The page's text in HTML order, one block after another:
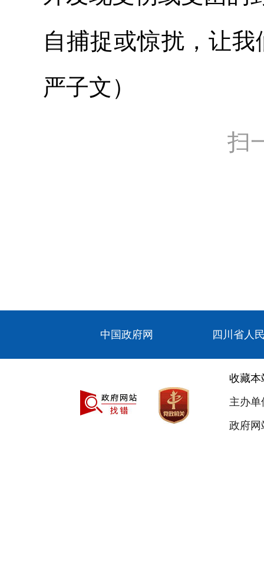
自捕捉或惊扰，让
严子文）
扫
中国政府网 四川省人
收藏本
主办
政府网